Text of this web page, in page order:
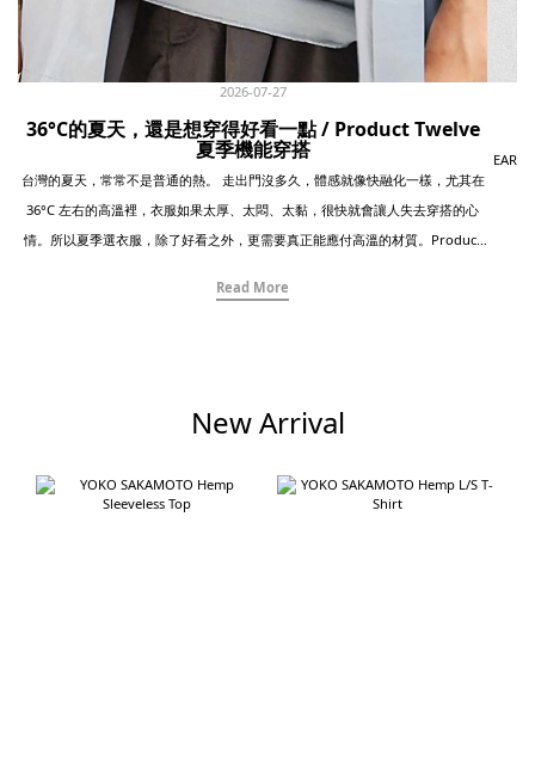
2026-07-27
36°C的夏天，還是想穿得好看一點 / Product Twelve
夏季機能穿搭
台灣的夏天，常常不是普通的熱。 走出門沒多久，體感就像快融化一樣，尤其在
36°C 左右的高溫裡，衣服如果太厚、太悶、太黏，很快就會讓人失去穿搭的心
情。所以夏季選衣服，除了好看之外，更需要真正能應付高溫的材質。Product
諾羊毛等機能面料，放進日常可以穿著的襯衫、短褲與內搭裡。看起來乾淨簡
衫 × 羊毛泡泡紗短褲LOOK 01｜棕色機能襯衫 × 羊毛泡泡紗短褲這套以棕色短袖
感。 上衣:Product Twelve Ventilation Short Sleeve Shirt Brown 使用
Recycled Dry Dot Air 機能面料，布料透過特殊紗線與織法形成細緻孔洞，穿起
Read More
New Arrival